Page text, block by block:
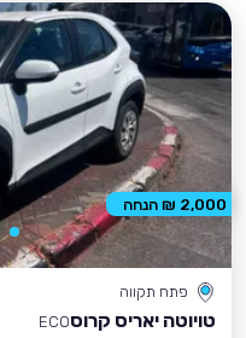
פתח תקווה
טויוטה יאריס קרוסECO
2,000 ₪ הנחה